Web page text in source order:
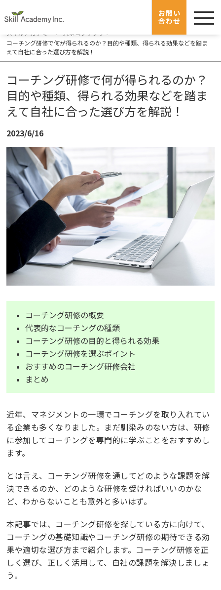
お問い
合わせ
menu
スキルアカデミー
人事コンテンツ
コーチング研修で何が得られるのか？目的や種類、得られる効果などを踏ま
えて自社に合った選び方を解説！
コーチング研修で何が得られるのか？
目的や種類、得られる効果などを踏ま
えて自社に合った選び方を解説！
2023/6/16
コーチング研修の概要
代表的なコーチングの種類
コーチング研修の目的と得られる効果
コーチング研修を選ぶポイント
おすすめのコーチング研修会社
まとめ
近年、マネジメントの一環でコーチングを取り入れてい
る企業も多くなりました。まだ馴染みのない方は、研修
に参加してコーチングを専門的に学ぶことをおすすめし
ます。
とは言え、コーチング研修を通してどのような課題を解
決できるのか、どのような研修を受ければいいのかな
ど、わからないことも意外と多いはず。
本記事では、コーチング研修を探している方に向けて、
コーチングの基礎知識やコーチング研修の期待できる効
果や適切な選び方まで紹介します。コーチング研修を正
しく選び、正しく活用して、自社の課題を解決しましょ
う。